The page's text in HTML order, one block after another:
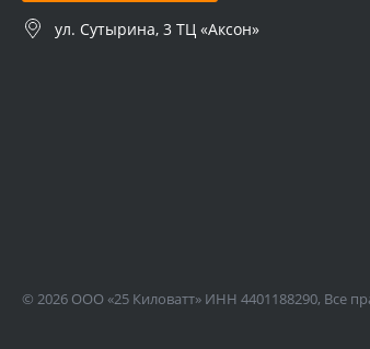
ул. Сутырина, 3 ТЦ «Аксон»
© 2026 ООО «25 Киловатт» ИНН 4401188290, Все